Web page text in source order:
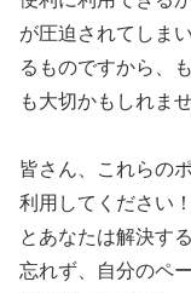
が圧迫されてしま
るものですから、
も大切かもしれませ
皆さん、これらの
利用してください
とあなたは解決す
忘れず、自分のペ